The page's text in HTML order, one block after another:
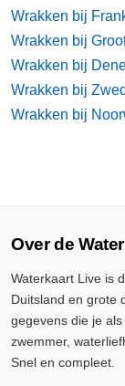
Wrakken bij
Wrakken bij
Wrakken bij
Wrakken bij
Wrakken bij
Over de
Waterkaart Live is
Duitsland en grote
gegevens die je
zwemmer,
Snel en compleet.